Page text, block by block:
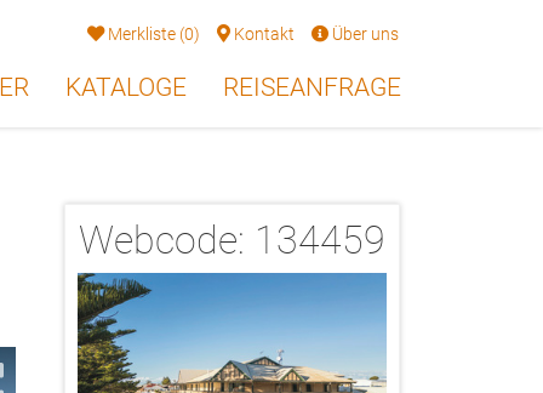
Merkliste (0) Kontakt Über uns
KATALOGE REISEANFRAGE
Webcode: 134459
2/17